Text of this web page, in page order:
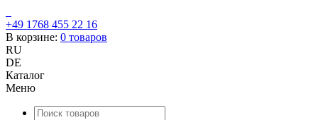
+49 1768 455 22 16
В корзине: 0 товаров
RU
DE
Каталог
Меню